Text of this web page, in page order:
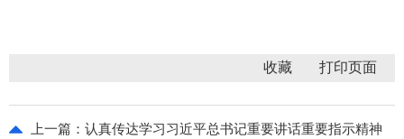
收藏
上一篇： 认真传达学习习近平总书记重要讲话重要指示精神